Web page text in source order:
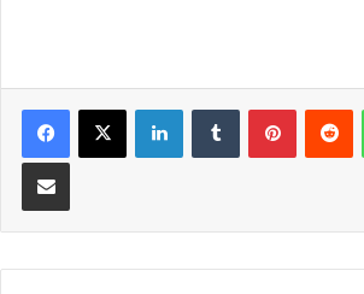
LinkedInTumblrPinterest
Partilhar Via Email